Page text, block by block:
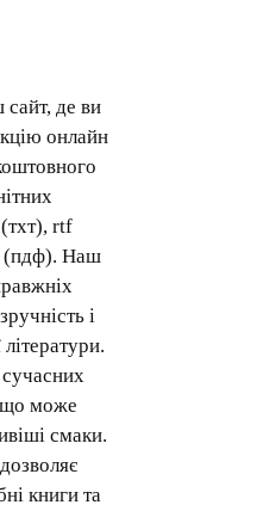
де ви
онлайн
rtf
(пдф). Наш
і
що може
смаки.
книги та